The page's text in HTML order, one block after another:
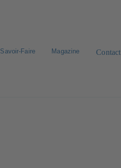
Savoir-Faire Magazine Contact